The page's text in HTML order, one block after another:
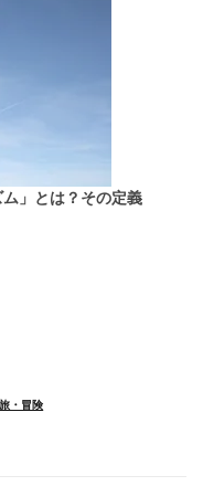
」とは？その定義
旅・冒険